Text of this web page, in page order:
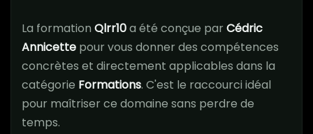
La formation Qlrr10a été conçue parCédric
Annicette pour vous donner des compétences
concrètes et directement applicables dans la
catégorie Formations. C'est le raccourci idéal
pour maîtriser ce domaine sans perdre de
temps.